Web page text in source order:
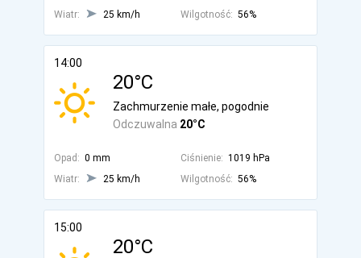
Wiatr:
25 km/h Wilgotność: 56%
14:00
20°C
Odczuwalna 20°C
Zachmurzenie małe, pogodnie
Opad: 0 mm Ciśnienie: 1019 hPa
Wiatr:
25 km/h Wilgotność: 56%
15:00
20°C